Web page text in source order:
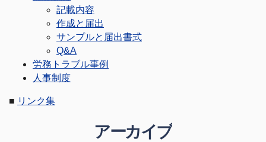
記載内容
作成と届出
サンプルと届出書式
Q&A
労務トラブル事例
人事制度
■ リンク集
アーカイブ